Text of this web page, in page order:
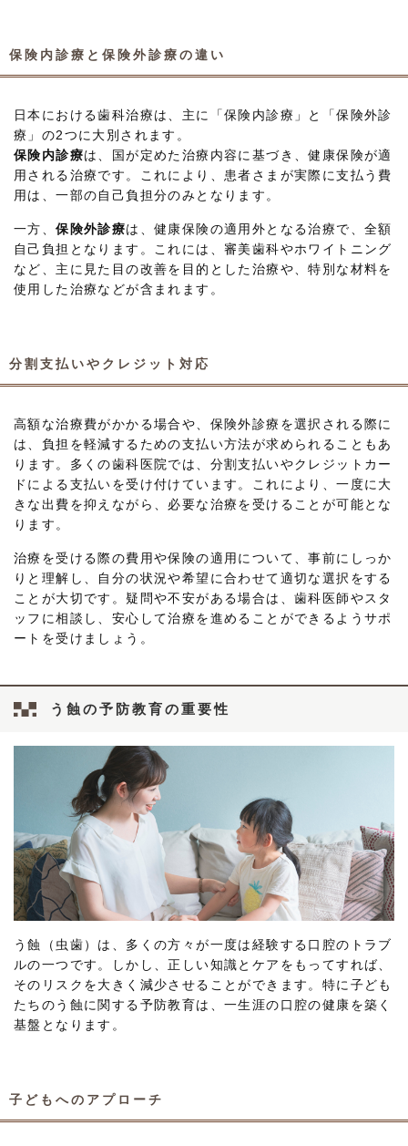
保険内診療と保険外診療の違い
日本における歯科治療は、主に「保険内診療」と「保険外診
療」の2つに大別されます。
保険内診療は、国が定めた治療内容に基づき、健康保険が適
用される治療です。これにより、患者さまが実際に支払う費
用は、一部の自己負担分のみとなります。
一方、保険外診療は、健康保険の適用外となる治療で、全額
自己負担となります。これには、審美歯科やホワイトニング
など、主に見た目の改善を目的とした治療や、特別な材料を
使用した治療などが含まれます。
分割支払いやクレジット対応
高額な治療費がかかる場合や、保険外診療を選択される際に
は、負担を軽減するための支払い方法が求められることもあ
ります。多くの歯科医院では、分割支払いやクレジットカー
ドによる支払いを受け付けています。これにより、一度に大
きな出費を抑えながら、必要な治療を受けることが可能とな
ります。
治療を受ける際の費用や保険の適用について、事前にしっか
りと理解し、自分の状況や希望に合わせて適切な選択をする
ことが大切です。疑問や不安がある場合は、歯科医師やスタ
ッフに相談し、安心して治療を進めることができるようサポ
ートを受けましょう。
う蝕の予防教育の重要性
う蝕（虫歯）は、多くの方々が一度は経験する口腔のトラブ
ルの一つです。しかし、正しい知識とケアをもってすれば、
そのリスクを大きく減少させることができます。特に子ども
たちのう蝕に関する予防教育は、一生涯の口腔の健康を築く
基盤となります。
子どもへのアプローチ